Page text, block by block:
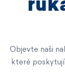
Objevte naši
které